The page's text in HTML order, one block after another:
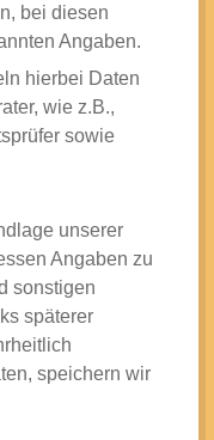
bei diesen
Angaben.
hierbei Daten
wie z.B.,
sowie
unserer
Angaben zu
sonstigen
späterer
speichern wir